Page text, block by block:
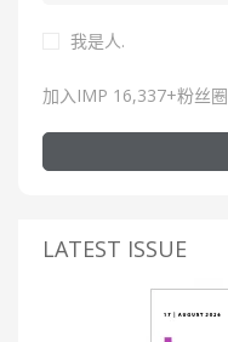
我是人.
加入IMP 16,337+粉丝圈
LATEST ISSUE